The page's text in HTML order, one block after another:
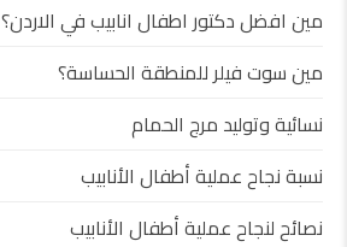
مين افضل دكتور اطفال انابيب في الاردن؟
مين سوت فيلر للمنطقة الحساسة؟
نسائية وتوليد مرج الحمام
نسبة نجاح عملية أطفال الأنابيب
نصائح لنجاح عملية أطفال الأنابيب